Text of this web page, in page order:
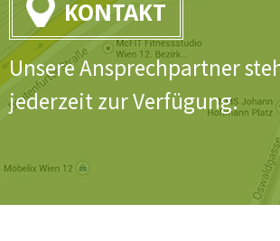
KONTAKT
Unsere Ansprechpartner
jederzeit zur Verfügung.